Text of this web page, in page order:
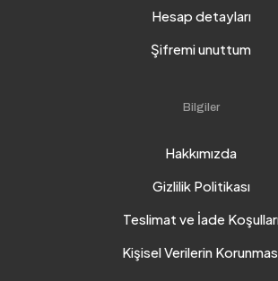
Hesap detayları
Şifremi unuttum
Bilgiler
Hakkımızda
Gizlilik Politikası
Teslimat ve İade
Kişisel Verilerin